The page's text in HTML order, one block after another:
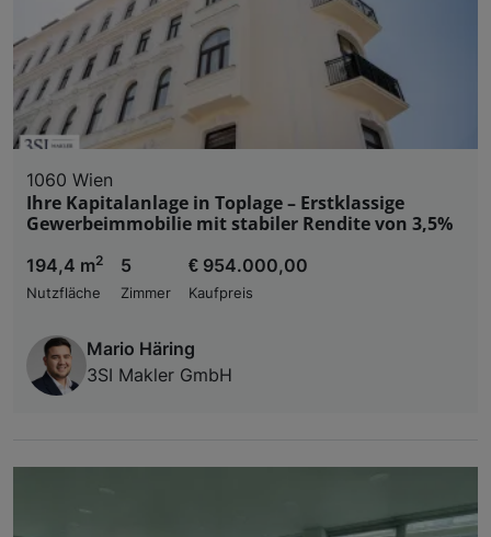
1060 Wien
Ihre Kapitalanlage in Toplage – Erstklassige
Gewerbeimmobilie mit stabiler Rendite von 3,5%
194,4 m2
Nutzfläche
5
Zimmer
€ 954.000,00
Kaufpreis
Mario Häring
3SI Makler GmbH